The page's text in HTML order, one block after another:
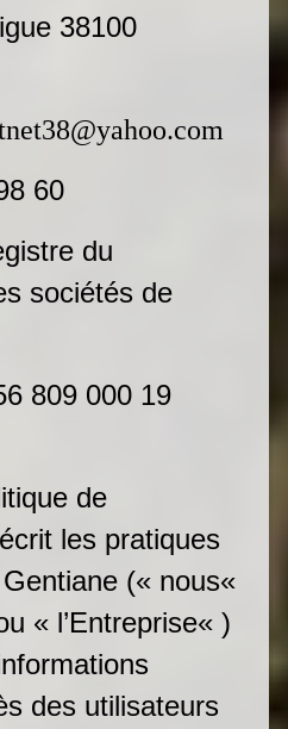
38100
60
du
sociétés de
809 000 19
de
les pratiques
(« nous«
« l’Entreprise« )
des utilisateurs